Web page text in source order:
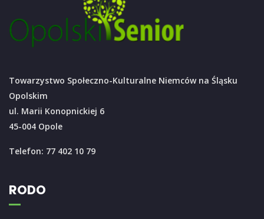
Towarzystwo Społeczno-Kulturalne Niemców na Śląsku
Opolskim
ul. Marii Konopnickiej 6
45-004 Opole
Telefon: 77 402 10 79
RODO